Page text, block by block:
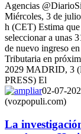
Agencias
Miércoles, 3 de
h (CET) Estima que
seleccionar a unas
de nuevo ingreso
Tributaria en
2029 MADRID, 3
PRESS) El
02-07-
(vozpopuli.com)
La